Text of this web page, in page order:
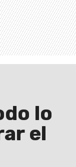
lo
el